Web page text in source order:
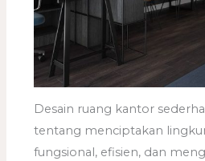
Desain ruang kantor
tentang menciptakan
fungsional, efisien, dan